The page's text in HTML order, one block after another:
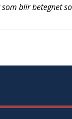
blir betegnet